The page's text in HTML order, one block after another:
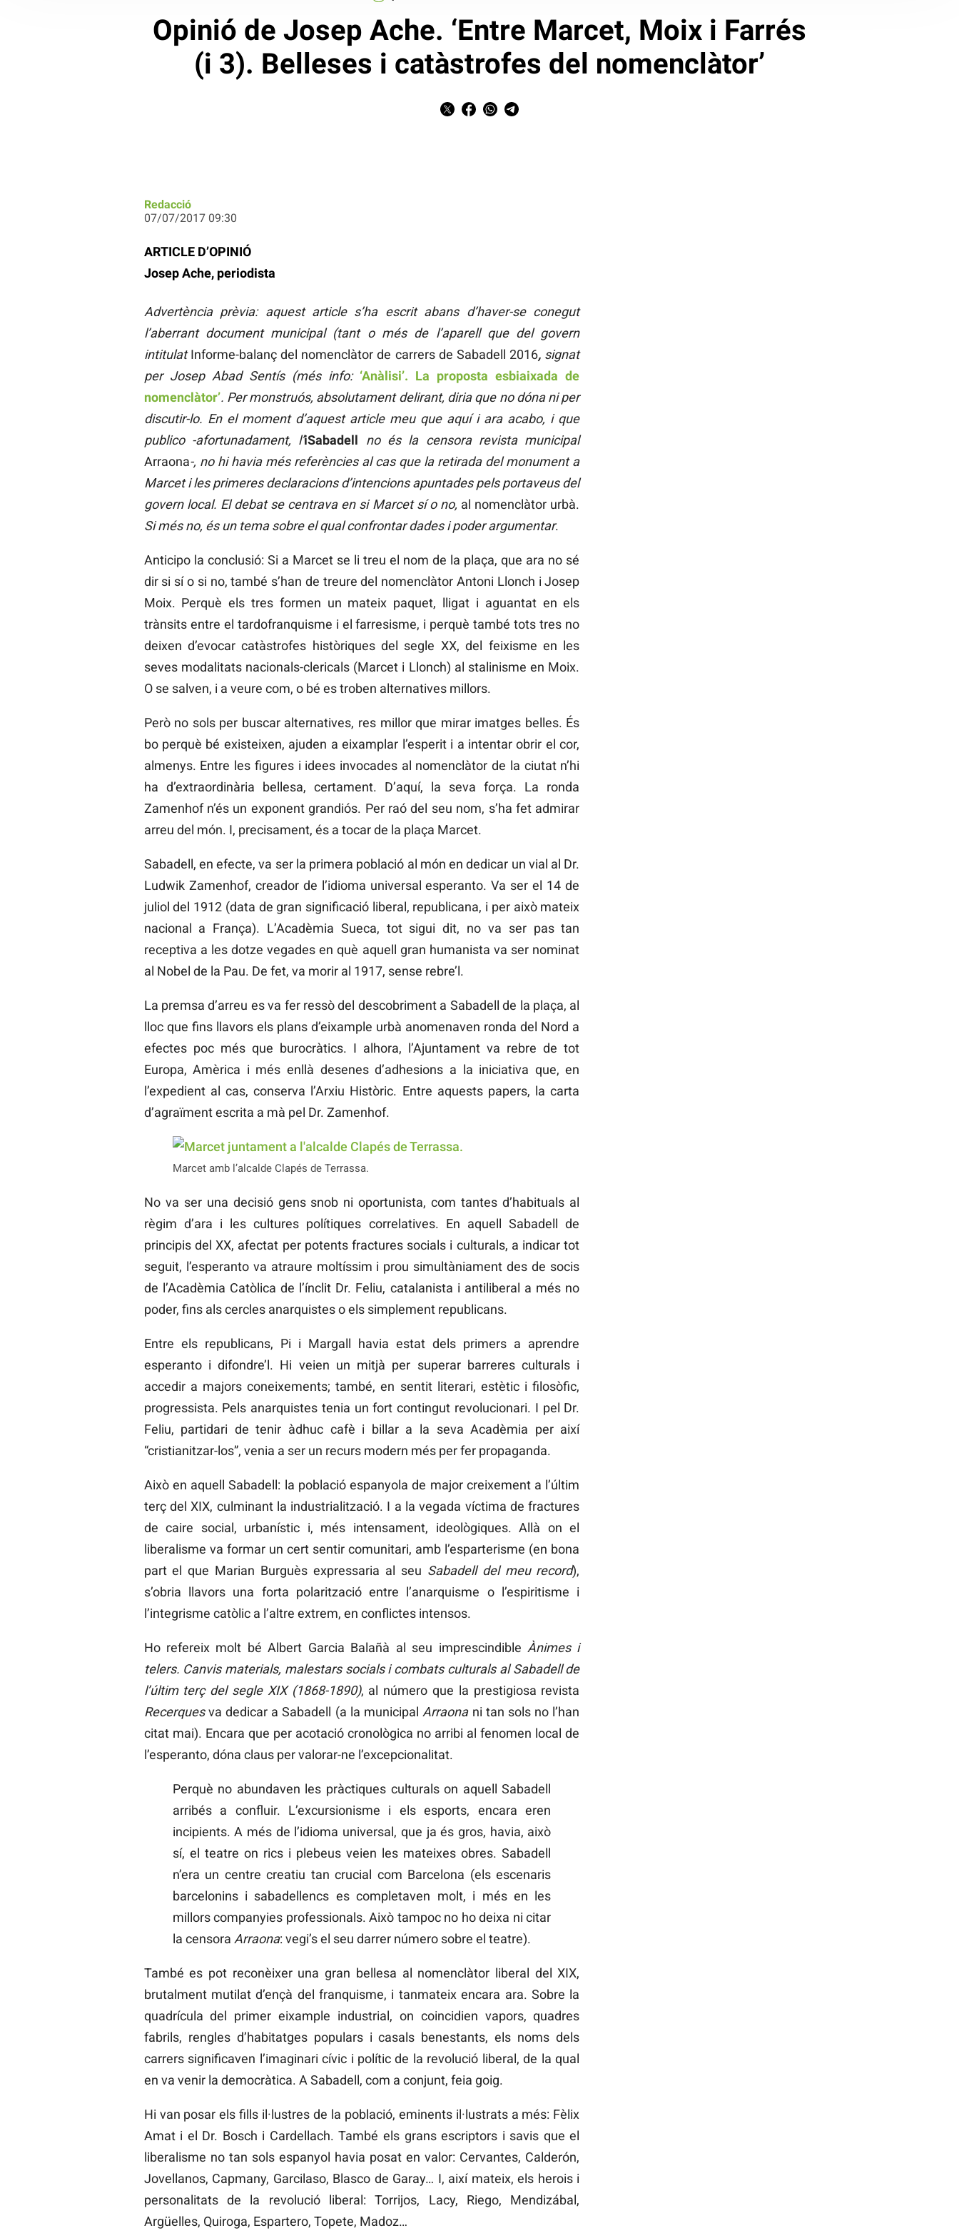
Opinió de Josep Ache. ‘Entre Marcet, Moix i Farrés
(i 3). Belleses i catàstrofes del nomenclàtor’
Redacció
07/07/2017 09:30
ARTICLE D’OPINIÓ
Josep Ache, periodista
Advertència prèvia: aquest article s’ha escrit abans d’haver-se conegut
l’aberrant document municipal (tant o més de l’aparell que del govern
intitulatInforme-balanç del nomenclàtor de carrers de Sabadell 2016, signat
per Josep Abad Sentís (més info: ‘Anàlisi’. La proposta esbiaixada de
nomenclàtor’. Per monstruós, absolutament delirant, diria que no dóna ni per
discutir-lo. En el moment d’aquest article meu que aquí i ara acabo, i que
publico -afortunadament, l’iSabadell no és la censora revista municipal
Arraona-, no hi havia més referències al cas que la retirada del monument a
Marcet i les primeres declaracions d’intencions apuntades pels portaveus del
govern local. El debat se centrava en si Marcet sí o no, al nomenclàtor urbà.
Si més no, és un tema sobre el qual confrontar dades i poder argumentar.
Anticipo la conclusió: Si a Marcet se li treu el nom de la plaça, que ara no sé
dir si sí o si no, també s’han de treure del nomenclàtor Antoni Llonch i Josep
Moix. Perquè els tres formen un mateix paquet, lligat i aguantat en els
trànsits entre el tardofranquisme i el farresisme, i perquè també tots tres no
deixen d’evocar catàstrofes històriques del segle XX, del feixisme en les
seves modalitats nacionals-clericals (Marcet i Llonch) al stalinisme en Moix.
O se salven, i a veure com, o bé es troben alternatives millors.
Però no sols per buscar alternatives, res millor que mirar imatges belles. És
bo perquè bé existeixen, ajuden a eixamplar l’esperit i a intentar obrir el cor,
almenys. Entre les figures i idees invocades al nomenclàtor de la ciutat n’hi
ha d’extraordinària bellesa, certament. D’aquí, la seva força. La ronda
Zamenhof n’és un exponent grandiós. Per raó del seu nom, s’ha fet admirar
arreu del món. I, precisament, és a tocar de la plaça Marcet.
Sabadell, en efecte, va ser la primera població al món en dedicar un vial al Dr.
Ludwik Zamenhof, creador de l’idioma universal esperanto. Va ser el 14 de
juliol del 1912 (data de gran significació liberal, republicana, i per això mateix
nacional a França). L’Acadèmia Sueca, tot sigui dit, no va ser pas tan
receptiva a les dotze vegades en què aquell gran humanista va ser nominat
al Nobel de la Pau. De fet, va morir al 1917, sense rebre’l.
La premsa d’arreu es va fer ressò del descobriment a Sabadell de la plaça, al
lloc que fins llavors els plans d’eixample urbà anomenaven ronda del Nord a
efectes poc més que burocràtics. I alhora, l’Ajuntament va rebre de tot
Europa, Amèrica i més enllà desenes d’adhesions a la iniciativa que, en
l’expedient al cas, conserva l’Arxiu Històric. Entre aquests papers, la carta
d’agraïment escrita a mà pel Dr. Zamenhof.
Marcet amb l’alcalde Clapés de Terrassa.
No va ser una decisió gens snob ni oportunista, com tantes d’habituals al
règim d’ara i les cultures polítiques correlatives. En aquell Sabadell de
principis del XX, afectat per potents fractures socials i culturals, a indicar tot
seguit, l’esperanto va atraure moltíssim i prou simultàniament des de socis
de l’Acadèmia Catòlica de l’ínclit Dr. Feliu, catalanista i antiliberal a més no
poder, fins als cercles anarquistes o els simplement republicans.
Entre els republicans, Pi i Margall havia estat dels primers a aprendre
esperanto i difondre’l. Hi veien un mitjà per superar barreres culturals i
accedir a majors coneixements; també, en sentit literari, estètic i filosòfic,
progressista. Pels anarquistes tenia un fort contingut revolucionari. I pel Dr.
Feliu, partidari de tenir àdhuc cafè i billar a la seva Acadèmia per així
“cristianitzar-los”, venia a ser un recurs modern més per fer propaganda.
Això en aquell Sabadell: la població espanyola de major creixement a l’últim
terç del XIX, culminant la industrialització. I a la vegada víctima de fractures
de caire social, urbanístic i, més intensament, ideològiques. Allà on el
liberalisme va formar un cert sentir comunitari, amb l’esparterisme (en bona
part el que Marian Burguès expressaria al seu Sabadell del meu record),
s’obria llavors una forta polarització entre l’anarquisme o l’espiritisme i
l’integrisme catòlic a l’altre extrem, en conflictes intensos.
Ho refereix molt bé Albert Garcia Balañà al seu imprescindible Ànimes i
telers. Canvis materials, malestars socials i combats culturals al Sabadell de
l’últim terç del segle XIX (1868-1890), al número que la prestigiosa revista
Recerquesva dedicar a Sabadell (a la municipalArraonani tan sols no l’han
citat mai). Encara que per acotació cronològica no arribi al fenomen local de
l’esperanto, dóna claus per valorar-ne l’excepcionalitat.
Perquè no abundaven les pràctiques culturals on aquell Sabadell
arribés a confluir. L’excursionisme i els esports, encara eren
incipients. A més de l’idioma universal, que ja és gros, havia, això
sí, el teatre on rics i plebeus veien les mateixes obres. Sabadell
n’era un centre creatiu tan crucial com Barcelona (els escenaris
barcelonins i sabadellencs es completaven molt, i més en les
millors companyies professionals. Això tampoc no ho deixa ni citar
la censora Arraona: vegi’s el seu darrer número sobre el teatre).
També es pot reconèixer una gran bellesa al nomenclàtor liberal del XIX,
brutalment mutilat d’ençà del franquisme, i tanmateix encara ara. Sobre la
quadrícula del primer eixample industrial, on coincidien vapors, quadres
fabrils, rengles d’habitatges populars i casals benestants, els noms dels
carrers significaven l’imaginari cívic i polític de la revolució liberal, de la qual
en va venir la democràtica. A Sabadell, com a conjunt, feia goig.
Hi van posar els fills il·lustres de la població, eminents il·lustrats a més: Fèlix
Amat i el Dr. Bosch i Cardellach. També els grans escriptors i savis que el
liberalisme no tan sols espanyol havia posat en valor: Cervantes, Calderón,
Jovellanos, Capmany, Garcilaso, Blasco de Garay… I, així mateix, els herois i
personalitats de la revolució liberal: Torrijos, Lacy, Riego, Mendizábal,
Argüelles, Quiroga, Espartero, Topete, Madoz…